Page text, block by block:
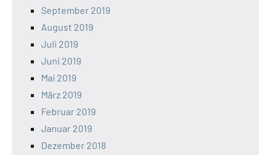
September 2019
August 2019
Juli 2019
Juni 2019
Mai 2019
März 2019
Februar 2019
Januar 2019
Dezember 2018